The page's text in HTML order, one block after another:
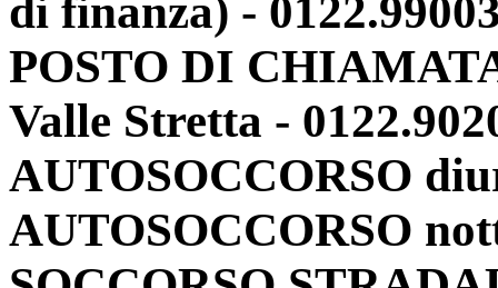
di finanza) -
POSTO DI
Valle Stretta -
AUTOSOCCORSO
AUTOSOCCORSO